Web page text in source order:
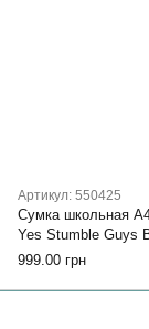
Артикул: 550425
Сумка школьная
Yes Stumble Guys
999.00 грн